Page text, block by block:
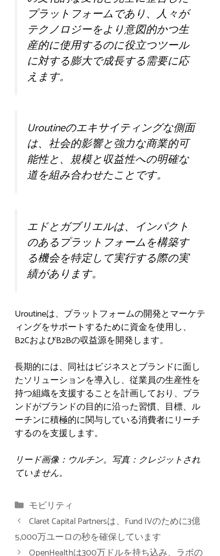
プラットフォームであり、人々が
テクノロジーをより意図的かつ生
産的に使用するのに役立つツール
に対する膨大で成長する需要に応
えます。
Uroutineのエキサイティングな側面
は、社会的影響と強力な商業的可
能性と、規模と収益性への明確な
道を組み合わせたことです。
エドとガブリエルは、インパクト
のあるプラットフォームを構築す
る機会を特定して実行する際の実
績があります。
Uroutineは、プラットフォームの開発とマーケテ
ィングをサポートするために資金を使用し、
B2CおよびB2Bの収益源を開発します。
長期的には、同社はビジネスとブランドに面し
たソリューションを導入し、従業員の生産性を
持つ組織を支援することを計画しており、ブラ
ンドがブランドの目的に沿った習慣、目標、ル
ーチンに積極的に関与している消費者にリーチ
するのを支援します。
リード画像：ウルチン。写真：クレジットされ
ていません。
カ
テ
リ
モビリティ
Claret Capital Partnersは、Fund IVのために3億
5,000万ユーロの秒を確保しています
OpenHealthは300万ドルを持ち込み、ラボの